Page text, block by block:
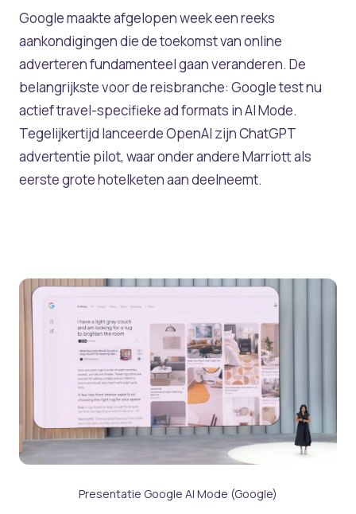
Google maakte afgelopen week een reeks
aankondigingen die de toekomst van online
adverteren fundamenteel gaan veranderen. De
belangrijkste voor de reisbranche: Google test nu
actief travel-specifieke ad formats in AI Mode.
Tegelijkertijd lanceerde OpenAI zijn ChatGPT
advertentie pilot, waar onder andere Marriott als
eerste grote hotelketen aan deelneemt.
Presentatie Google AI Mode (Google)